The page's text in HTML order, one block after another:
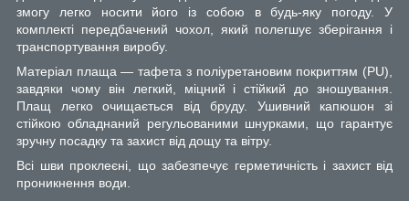
змогу легко носити його із собою в будь-яку погоду. У
комплекті передбачений чохол, який полегшує зберігання і
транспортування виробу.
Матеріал плаща — тафета з поліуретановим покриттям (PU),
завдяки чому він легкий, міцний і стійкий до зношування.
Плащ легко очищається від бруду. Ушивний капюшон зі
стійкою обладнаний регульованими шнурками, що гарантує
зручну посадку та захист від дощу та вітру.
Всі шви проклеєні, що забезпечує герметичність і захист від
проникнення води.